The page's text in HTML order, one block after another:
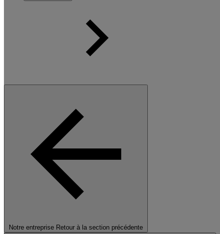
Notre entreprise Retour à la section précédente